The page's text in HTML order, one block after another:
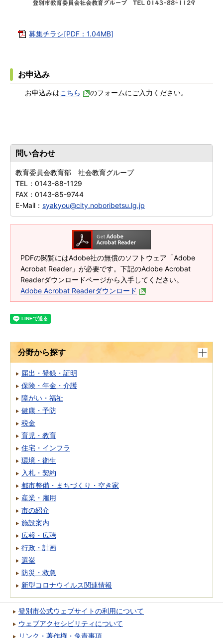
募集チラシ[PDF：1.04MB]
お申込み
お申込みはこちら のフォームにご入力ください。
問い合わせ
教育委員会教育部 社会教育グループ
TEL： 0143-88-1129
FAX： 0143-85-9744
E-Mail： syakyou@city.noboribetsu.lg.jp
PDFの閲覧にはAdobe社の無償のソフトウェア「Adobe
Acrobat Reader」が必要です。下記のAdobe Acrobat
Readerダウンロードページから入手してください。
Adobe Acrobat Readerダウンロード
分野から探す
届出・登録・証明
保険・年金・介護
障がい・福祉
健康・予防
税金
育児・教育
住宅・インフラ
環境・衛生
入札・契約
都市整備・まちづくり・空き家
産業・雇用
市の紹介
施設案内
広報・広聴
行政・計画
選挙
防災・救急
新型コロナウイルス関連情報
登別市公式ウェブサイトの利用について
ウェブアクセシビリティについて
リンク・著作権・免責事項